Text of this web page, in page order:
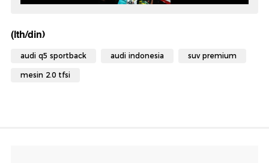
(lth/din)
audi q5 sportback audi indonesia suv premium
mesin 2.0 tfsi